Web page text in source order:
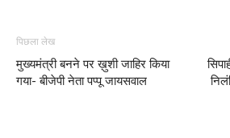
पिछला लेख
मुख्यमंत्री बनने पर ख़ुशी जाहिर किया
गया- बीजेपी नेता पप्पू जायसवाल